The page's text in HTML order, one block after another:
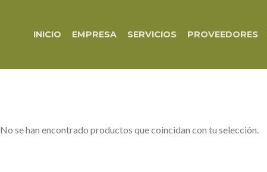
INICIO EMPRESA SERVICIOS PROVEEDORES
No se han encontrado productos que coincidan con tu selección.